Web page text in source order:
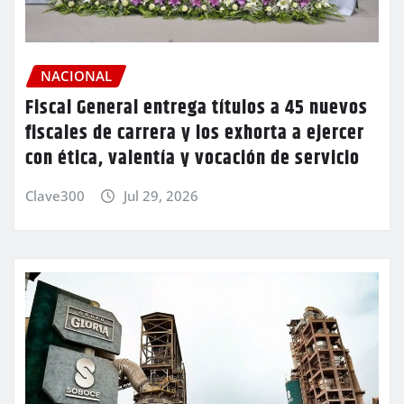
NACIONAL
Fiscal General entrega títulos a 45 nuevos
fiscales de carrera y los exhorta a ejercer
con ética, valentía y vocación de servicio
Clave300 Jul 29, 2026